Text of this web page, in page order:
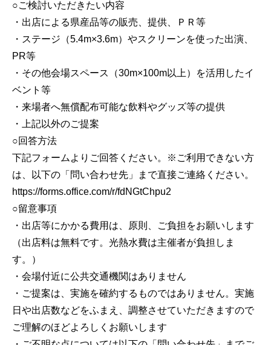
○ご検討いただきたい内容
・出店による県産品等の販売、提供、ＰＲ等
・ステージ（5.4m×3.6m）やスクリーンを使った出演、
PR等
・その他会場スペース（30m×100m以上）を活用したイ
ベント等
・来場者へ無償配布可能な飲料やグッズ等の提供
・上記以外のご提案
○回答方法
下記フォームよりご回答ください。※ご利用できない方
は、以下の「問い合わせ先」まで直接ご連絡ください。
https://forms.office.com/r/fdNGtChpu2
○留意事項
・出店等にかかる費用は、原則、ご負担をお願いします
（出店料は無料です。光熱水費は主催者が負担しま
す。）
・会場付近に公共交通機関はありません
・ご提案は、実施を確約するものではありません。実施
日や出店数などをふまえ、調整させていただきますので
ご理解のほどよろしくお願いします